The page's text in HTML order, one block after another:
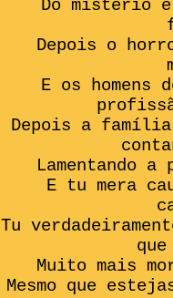
Do mistério
Depois o
E os homens
Depois a
Lamentando
E tu mera
Tu
Muito mais
Mesmo que